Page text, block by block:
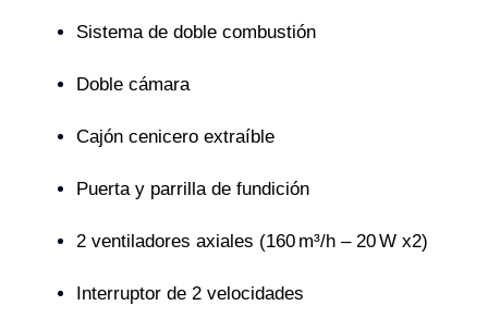
Sistema de doble combustión
Doble cámara
Cajón cenicero extraíble
Puerta y parrilla de fundición
2 ventiladores axiales (160 m³/h – 20 W x2)
Interruptor de 2 velocidades